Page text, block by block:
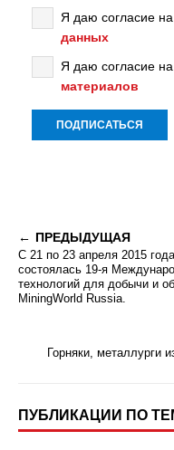
Я даю согласие на
данных
Я даю согласие на
материалов
ПРЕДЫДУЩАЯ
С 21 по 23 апреля 2015
состоялась 19-я
технологий для добычи и
MiningWorld Russia.
Горняки, металлурги
ПУБЛИКАЦИИ ПО